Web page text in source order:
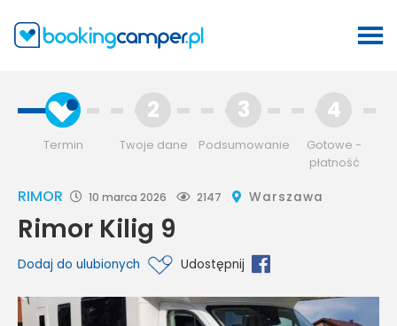
Termin
2
Twoje dane
3
Podsumowanie
4
Gotowe -
płatność
RIMOR 10 marca 2026 2147 Warszawa
Rimor Kilig 9
Dodaj do ulubionych Udostępnij